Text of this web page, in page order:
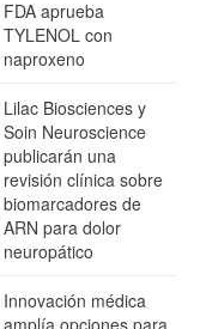
FDA aprueba
TYLENOL con
naproxeno
Lilac Biosciences y
Soin Neuroscience
publicarán una
revisión clínica sobre
biomarcadores de
ARN para dolor
neuropático
Innovación médica